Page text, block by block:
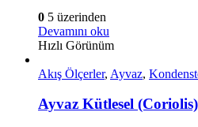
0 5 üzerinden
Devamını oku
Hızlı Görünüm
Akış Ölçerler, Ayvaz,
Ayvaz Kütlesel